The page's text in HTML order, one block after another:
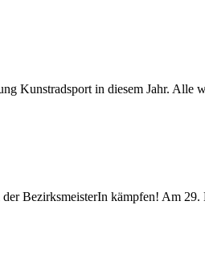
Kunstradsport in diesem Jahr.
BezirksmeisterIn kämpfen! Am